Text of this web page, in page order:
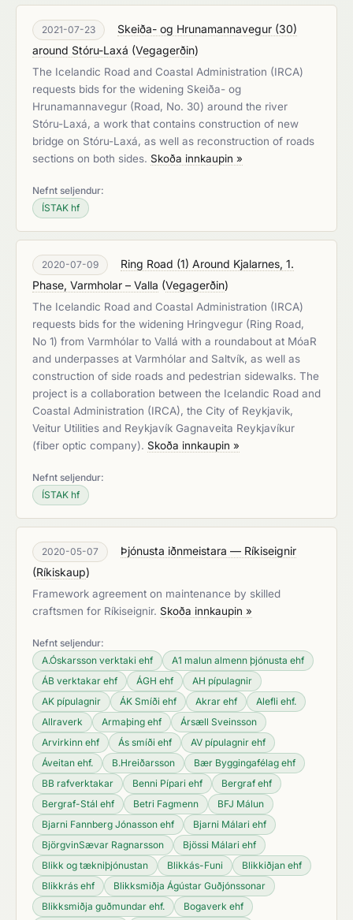
2021-07-23
Skeiða- og Hrunamannavegur (30)
around Stóru-Laxá (Vegagerðin)
The Icelandic Road and Coastal Administration (IRCA)
requests bids for the widening Skeiða- og
Hrunamannavegur (Road, No. 30) around the river
Stóru-Laxá, a work that contains construction of new
bridge on Stóru-Laxá, as well as reconstruction of roads
sections on both sides. Skoða innkaupin »
Nefnt seljendur:
ÍSTAK hf
2020-07-09
Ring Road (1) Around Kjalarnes, 1.
Phase, Varmholar – Valla (Vegagerðin)
The Icelandic Road and Coastal Administration (IRCA)
requests bids for the widening Hringvegur (Ring Road,
No 1) from Varmhólar to Vallá with a roundabout at MóaR
and underpasses at Varmhólar and Saltvík, as well as
construction of side roads and pedestrian sidewalks. The
project is a collaboration between the Icelandic Road and
Coastal Administration (IRCA), the City of Reykjavik,
Veitur Utilities and Reykjavík Gagnaveita Reykjavíkur
(fiber optic company). Skoða innkaupin »
Nefnt seljendur:
ÍSTAK hf
2020-05-07
Þjónusta iðnmeistara — Ríkiseignir
(Ríkiskaup)
Framework agreement on maintenance by skilled
craftsmen for Ríkiseignir. Skoða innkaupin »
Nefnt seljendur:
A.Óskarsson verktaki ehf
A1 malun almenn þjónusta ehf
ÁB verktakar ehf
ÁGH ehf
AH pípulagnir
AK pípulagnir
ÁK Smíði ehf Akrar ehf
Alefli ehf.
Allraverk
Armaþing ehf
Ársæll Sveinsson
Arvirkinn ehf
Ás smíði ehf
AV pípulagnir ehf
Áveitan ehf.
B.Hreiðarsson
Bær Byggingafélag ehf
BB rafverktakar
Benni Pípari ehf
Bergraf ehf
Bergraf-Stál ehf
Betri Fagmenn
BFJ Málun
Bjarni Fannberg Jónasson ehf
Bjarni Málari ehf
BjörgvinSævar Ragnarsson
Bjössi Málari ehf
Blikk og tækniþjónustan
Blikkás-Funi
Blikkiðjan ehf
Blikkrás ehf
Blikksmiðja Ágústar Guðjónssonar
Blikksmiðja guðmundar ehf.
Bogaverk ehf